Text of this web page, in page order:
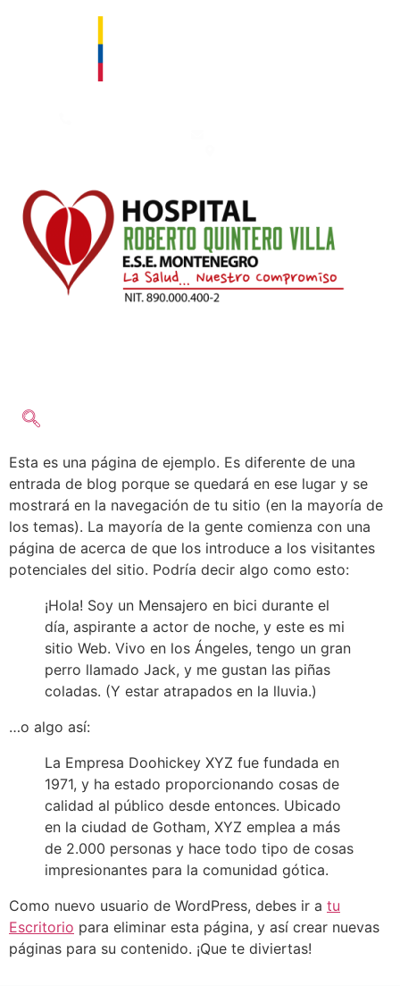
Esta es una página de ejemplo. Es diferente de una
entrada de blog porque se quedará en ese lugar y se
mostrará en la navegación de tu sitio (en la mayoría de
los temas). La mayoría de la gente comienza con una
página de acerca de que los introduce a los visitantes
potenciales del sitio. Podría decir algo como esto:
¡Hola! Soy un Mensajero en bici durante el
día, aspirante a actor de noche, y este es mi
sitio Web. Vivo en los Ángeles, tengo un gran
perro llamado Jack, y me gustan las piñas
coladas. (Y estar atrapados en la lluvia.)
…o algo así:
La Empresa Doohickey XYZ fue fundada en
1971, y ha estado proporcionando cosas de
calidad al público desde entonces. Ubicado
en la ciudad de Gotham, XYZ emplea a más
de 2.000 personas y hace todo tipo de cosas
impresionantes para la comunidad gótica.
Como nuevo usuario de WordPress, debes ir a tu
Escritorio para eliminar esta página, y así crear nuevas
páginas para su contenido. ¡Que te diviertas!